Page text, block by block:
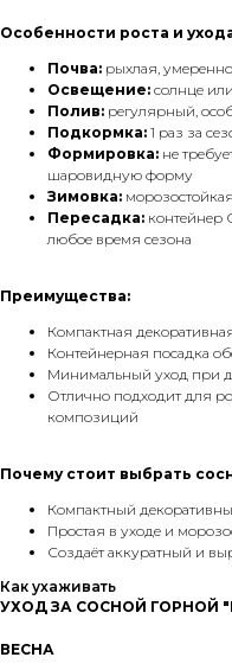
Особенности роста и
Почва: рыхлая,
Освещение: солнце
Полив: регулярный,
Подкормка: 1 раз за
Формировка: не
шаровидную форму
Зимовка:
Пересадка: контейнер
любое время сезона
Преимущества:
Компактная
Контейнерная посадка
Минимальный уход при
Отлично подходит для
композиций
Почему стоит выбрать
Компактный
Простая в уходе и
Создаёт аккуратный и
Как ухаживать
УХОД ЗА СОСНОЙ ГОРНОЙ
ВЕСНА